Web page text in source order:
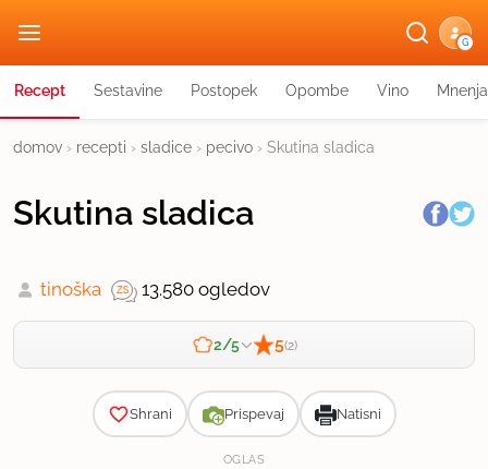
G
Recept Sestavine Postopek Opombe Vino Mnenja
domov › recepti › sladice › pecivo › Skutina sladica
Skutina sladica
tinoška 13.580 ogledov
2/5 5(2)
Shrani Prispevaj Natisni
OGLAS